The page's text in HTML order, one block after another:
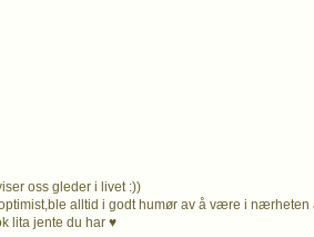
oss gleder i livet :))
alltid i godt humør av å være i nærheten
lita jente du har ♥